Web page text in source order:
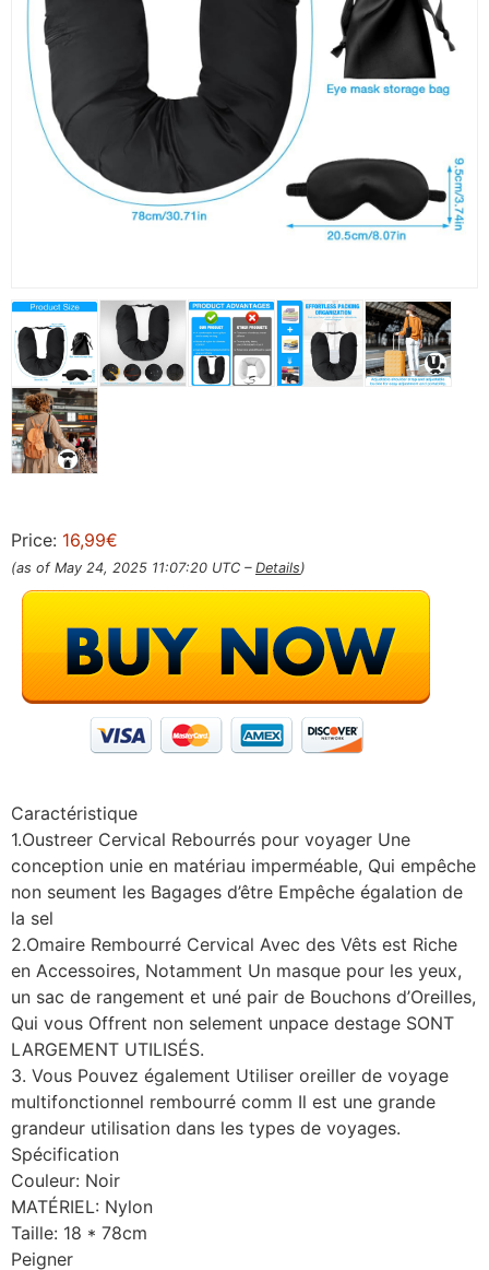
Price: 16,99€
(as of May 24, 2025 11:07:20 UTC – Details)
Caractéristique
1.Oustreer Cervical Rebourrés pour voyager Une
conception unie en matériau imperméable, Qui empêche
non seument les Bagages d’être Empêche égalation de
la sel
2.Omaire Rembourré Cervical Avec des Vêts est Riche
en Accessoires, Notamment Un masque pour les yeux,
un sac de rangement et uné pair de Bouchons d’Oreilles,
Qui vous Offrent non selement unpace destage SONT
LARGEMENT UTILISÉS.
3. Vous Pouvez également Utiliser oreiller de voyage
multifonctionnel rembourré comm Il est une grande
grandeur utilisation dans les types de voyages.
Spécification
Couleur: Noir
MATÉRIEL: Nylon
Taille: 18 * 78cm
Peigner